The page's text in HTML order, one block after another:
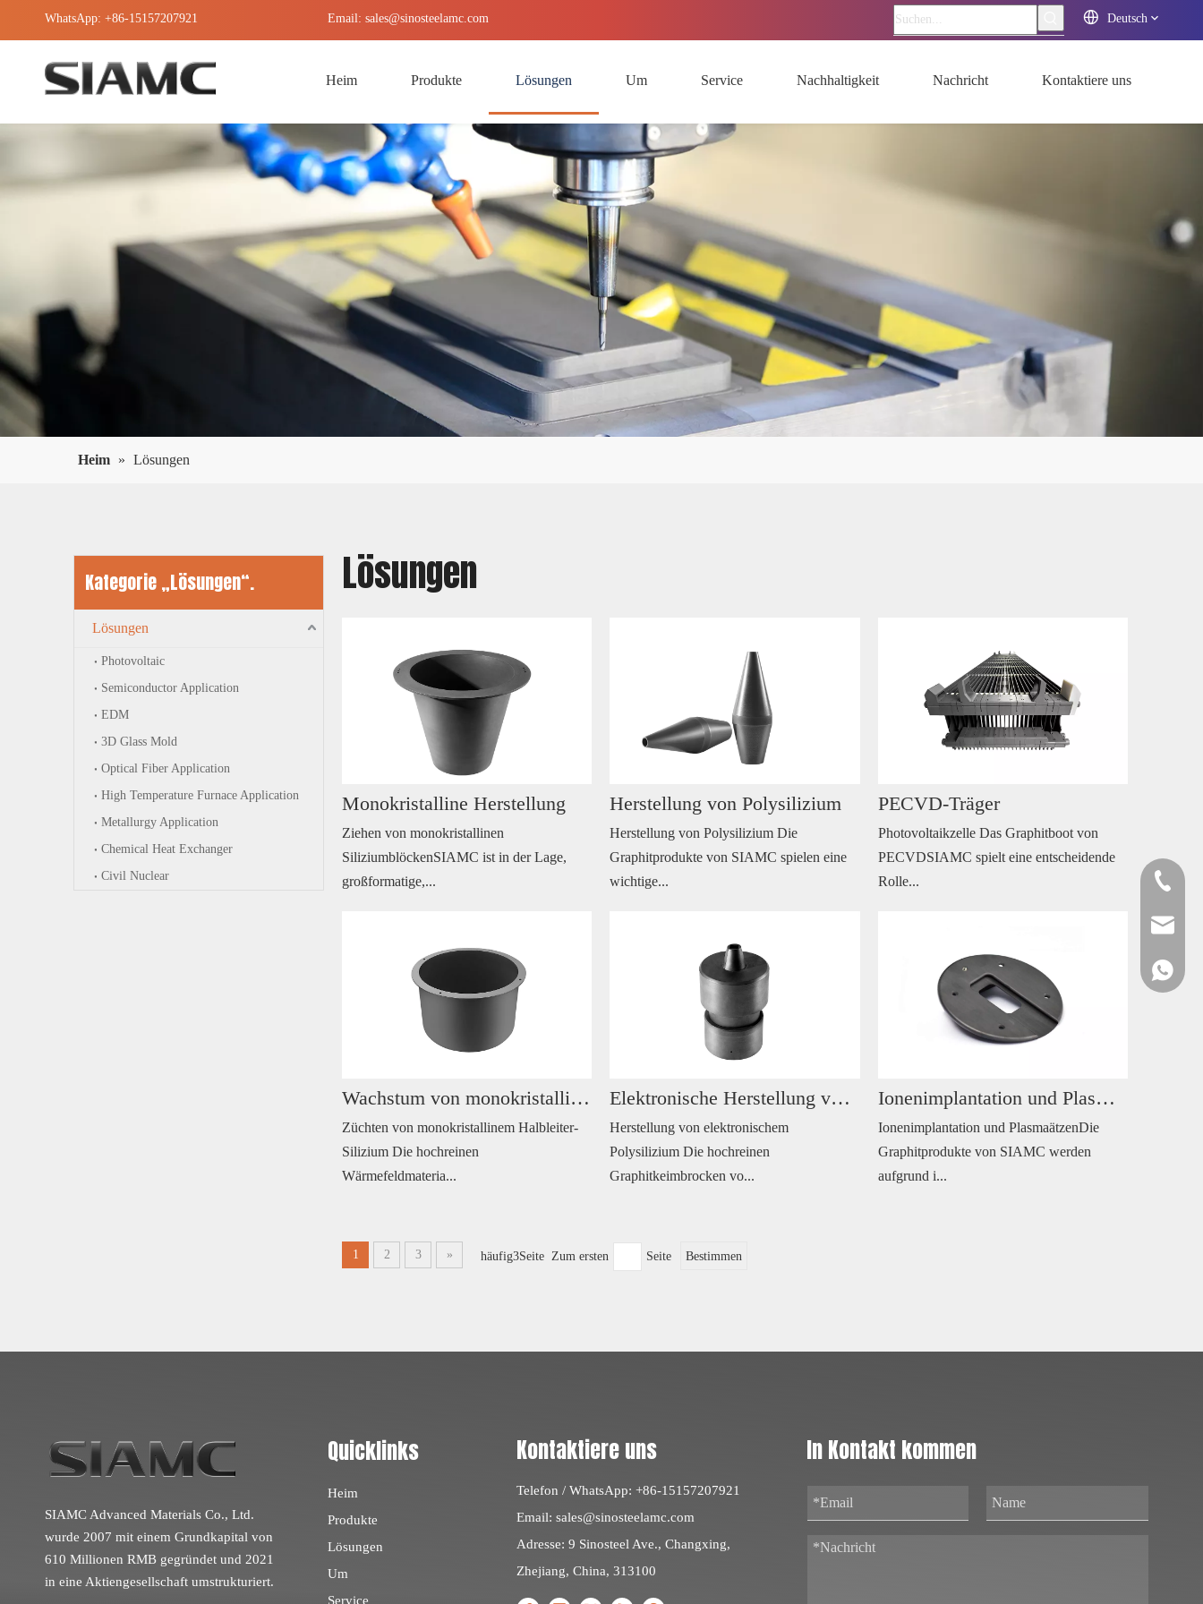
WhatsApp: +86-15157207921 Email: sales@sinosteelamc.com Deutsch
Heim Produkte Lösungen Um Service Nachhaltigkeit Nachricht Kontaktiere uns
Heim » Lösungen
Kategorie „Lösungen“.
Lösungen
Photovoltaic
Semiconductor Application
EDM
3D Glass Mold
Optical Fiber Application
High Temperature Furnace Application
Metallurgy Application
Chemical Heat Exchanger
Civil Nuclear
Lösungen
Monokristalline Herstellung
Ziehen von monokristallinen
SiliziumblöckenSIAMC ist in der Lage,
großformatige,...
Herstellung von Polysilizium
Herstellung von Polysilizium Die
Graphitprodukte von SIAMC spielen eine
wichtige...
PECVD-Träger
Photovoltaikzelle Das Graphitboot von
PECVDSIAMC spielt eine entscheidende
Rolle...
Wachstum von monokristallinem Halbleiter-Silizium
Züchten von monokristallinem Halbleiter-
Silizium Die hochreinen
Wärmefeldmateria...
Elektronische Herstellung von Polysilizium
Herstellung von elektronischem
Polysilizium Die hochreinen
Graphitkeimbrocken vo...
Ionenimplantation und Plasmaätzen
Ionenimplantation und PlasmaätzenDie
Graphitprodukte von SIAMC werden
aufgrund i...
1 2 3 » häufig3Seite Zum ersten Seite Bestimmen
SIAMC Advanced Materials Co., Ltd.
wurde 2007 mit einem Grundkapital von
610 Millionen RMB gegründet und 2021
in eine Aktiengesellschaft umstrukturiert.
+86-
Quicklinks
Heim
Produkte
Lösungen
Um
Service
Kontaktiere uns
Telefon / WhatsApp: +86-15157207921
Email: sales@sinosteelamc.com
Adresse: 9 Sinosteel Ave., Changxing,
Zhejiang, China, 313100
In Kontakt kommen